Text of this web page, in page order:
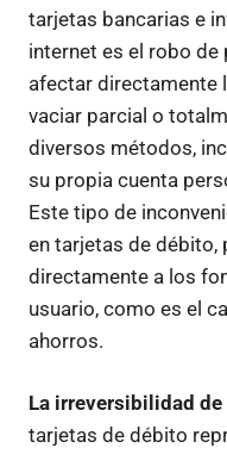
tarjetas bancarias e
internet es el robo de
afectar directamente
vaciar parcial o
diversos métodos,
su propia cuenta
Este tipo de
en tarjetas de débito,
directamente a los
usuario, como es el
ahorros.
La irreversibilidad
tarjetas de débito